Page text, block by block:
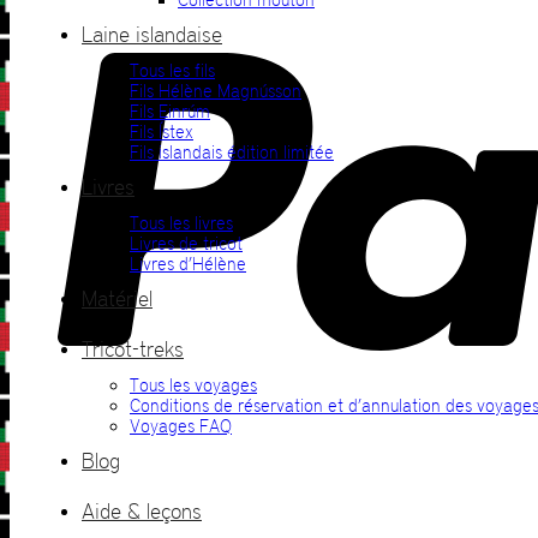
Laine islandaise
Tous les fils
Fils Hélène Magnússon
Fils Einrúm
Fils Ístex
Fils islandais édition limitée
Livres
Tous les livres
Livres de tricot
Livres d’Hélène
Matériel
Tricot-treks
Tous les voyages
Conditions de réservation et d’annulation des voyages
Voyages FAQ
Blog
Aide & leçons